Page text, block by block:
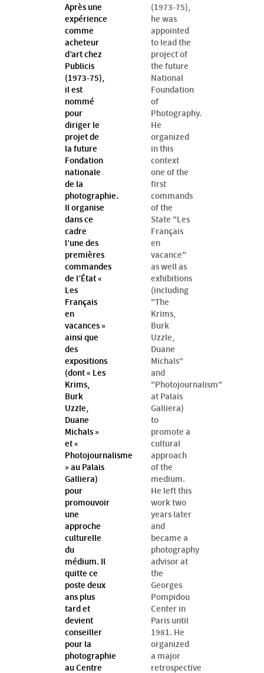
Après une
expérience
comme
acheteur
d’art chez
Publicis
(1973-75),
il est
nommé
pour
diriger le
projet de
la future
Fondation
nationale
de la
photographie.
Il organise
dans ce
cadre
l’une des
premières
commandes
de l’État «
Les
Français
en
vacances »
ainsi que
des
expositions
(dont « Les
Krims,
Burk
Uzzle,
Duane
Michals »
et «
Photojournalisme
» au Palais
Galliera)
pour
promouvoir
une
approche
culturelle
du
médium. Il
quitte ce
poste deux
ans plus
tard et
devient
conseiller
pour la
photographie
au Centre
(1973-75),
he was
appointed
to lead the
project of
the future
National
Foundation
of
Photography.
He
organized
in this
context
one of the
first
commands
of the
State "Les
Français
en
vacance"
as well as
exhibitions
(including
"The
Krims,
Burk
Uzzle,
Duane
Michals"
and
"Photojournalism"
at Palais
Galliera)
to
promote a
cultural
approach
of the
medium.
He left this
work two
years later
and
became a
photography
advisor at
the
Georges
Pompidou
Center in
Paris until
1981. He
organized
a major
retrospective